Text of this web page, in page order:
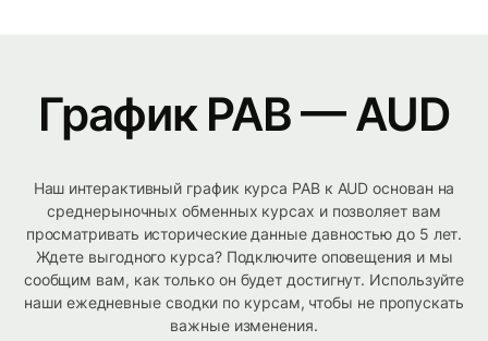
График PAB — AUD
Наш интерактивный график курса PAB к AUD основан на
среднерыночных обменных курсах и позволяет вам
просматривать исторические данные давностью до 5 лет.
Ждете выгодного курса? Подключите оповещения и мы
сообщим вам, как только он будет достигнут. Используйте
наши ежедневные сводки по курсам, чтобы не пропускать
важные изменения.